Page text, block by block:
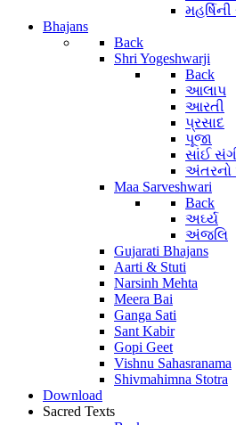
Bhajans
Back
Shri Yogeshwarji
Back
આલાપ
આરતી
પ્રસાદ
પૂજા
સાંઈ
અંતરનો
Maa Sarveshwari
Back
અર્ઘ્ય
અંજલિ
Gujarati Bhajans
Aarti & Stuti
Narsinh Mehta
Meera Bai
Ganga Sati
Sant Kabir
Gopi Geet
Vishnu Sahasranama
Shivmahimna Stotra
Download
Sacred Texts